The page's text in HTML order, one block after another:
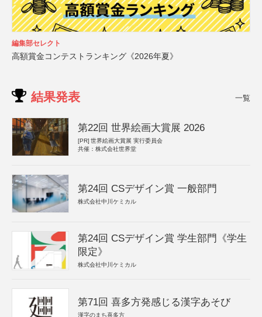
編集部セレクト
高額賞金コンテストランキング《2026年夏》
結果発表 一覧
第22回 世界絵画大賞展 2026
[PR] 世界絵画大賞展 実行委員会
共催：株式会社世界堂
第24回 CSデザイン賞 一般部門
株式会社中川ケミカル
第24回 CSデザイン賞 学生部門《学生
限定》
株式会社中川ケミカル
第71回 喜多方発感じる漢字あそび
漢字のまち喜多方